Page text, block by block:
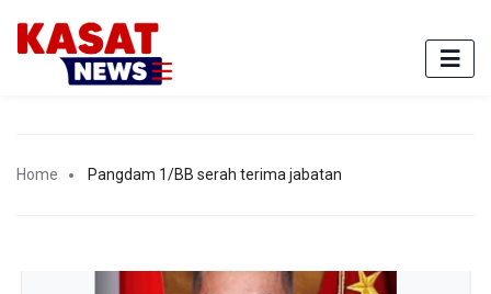
Home Pangdam 1/BB serah terima jabatan